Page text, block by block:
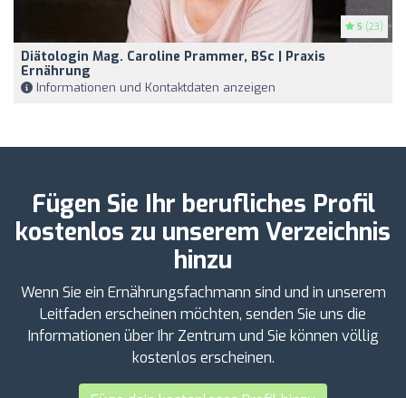
5 (23)
Diätologin Mag. Caroline Prammer, BSc | Praxis
Ernährung
Informationen und Kontaktdaten anzeigen
Fügen Sie Ihr berufliches Profil
kostenlos zu unserem Verzeichnis
hinzu
Wenn Sie ein Ernährungsfachmann sind und in unserem
Leitfaden erscheinen möchten, senden Sie uns die
Informationen über Ihr Zentrum und Sie können völlig
kostenlos erscheinen.